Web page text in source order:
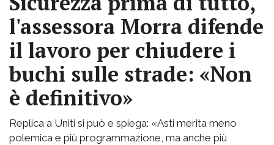
l'assessora Morra difende
il lavoro per chiudere i
buchi sulle strade: «Non
è definitivo»
Replica a Uniti si può e spiega: «Asti merita meno
polemica e più programmazione, ma anche più